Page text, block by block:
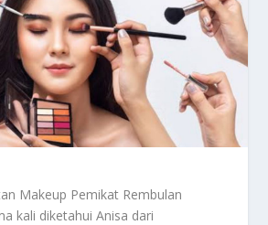
Makeup Pemikat Rembulan
kali diketahui Anisa dari